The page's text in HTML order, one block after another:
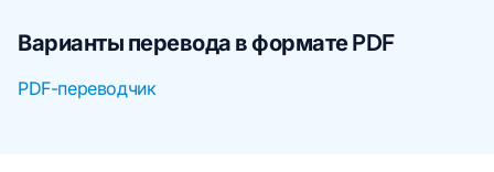
Варианты перевода в формате PDF
PDF-переводчик